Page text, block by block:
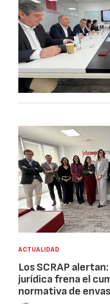
ACTUALIDAD
Los SCRAP
jurídica frena el
normativa de